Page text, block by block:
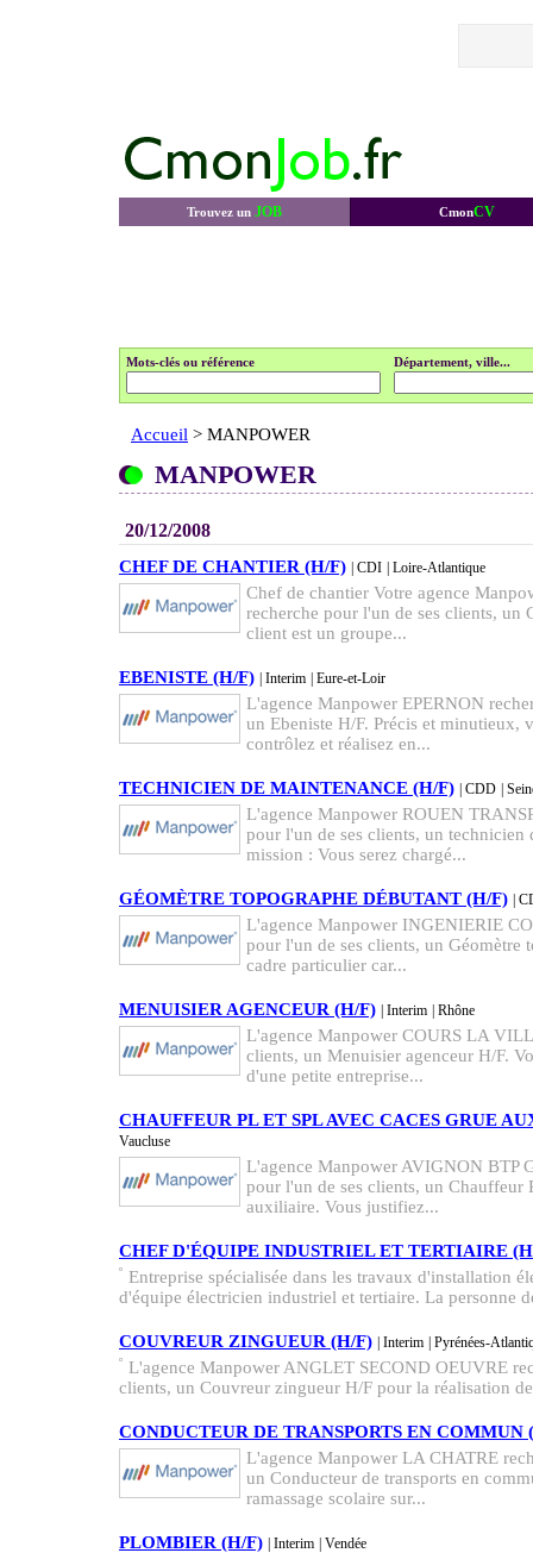
Trouvez un JOB CmonCV
Mots-clés ou référence Département, ville...
Accueil > MANPOWER
MANPOWER
20/12/2008
CHEF DE CHANTIER (H/F) | CDI | Loire-Atlantique
Chef de chantier Votre agence
recherche pour l'un de ses clients, un
client est un groupe...
EBENISTE (H/F) | Interim | Eure-et-Loir
L'agence Manpower EPERNON
un Ebeniste H/F. Précis et minutieux,
contrôlez et réalisez en...
TECHNICIEN DE MAINTENANCE (H/F) | CDD |
L'agence Manpower ROUEN
pour l'un de ses clients, un technicien
mission : Vous serez chargé...
GÉOMÈTRE TOPOGRAPHE DÉBUTANT (H/F) |
L'agence Manpower INGENIERIE
pour l'un de ses clients, un Géomètre
cadre particulier car...
MENUISIER AGENCEUR (H/F) | Interim | Rhône
L'agence Manpower COURS LA
clients, un Menuisier agenceur H/F.
d'une petite entreprise...
CHAUFFEUR PL ET SPL AVEC CACES GRUE
Vaucluse
L'agence Manpower AVIGNON BTP
pour l'un de ses clients, un Chauffeur
auxiliaire. Vous justifiez...
CHEF D'ÉQUIPE INDUSTRIEL ET TERTIAIRE
Entreprise spécialisée dans les travaux d'installation
d'équipe électricien industriel et tertiaire. La personne
COUVREUR ZINGUEUR (H/F) | Interim | Pyrénées-
L'agence Manpower ANGLET SECOND OEUVRE
clients, un Couvreur zingueur H/F pour la réalisation
CONDUCTEUR DE TRANSPORTS EN COMMUN
L'agence Manpower LA CHATRE
un Conducteur de transports en
ramassage scolaire sur...
PLOMBIER (H/F) | Interim | Vendée